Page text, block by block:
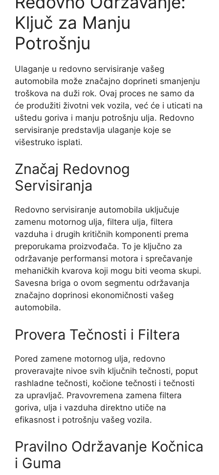
Ključ za Manju
Potrošnju
Ulaganje u redovno servisiranje vašeg
automobila može značajno doprineti smanjenju
troškova na duži rok. Ovaj proces ne samo da
će produžiti životni vek vozila, već će i uticati na
uštedu goriva i manju potrošnju ulja. Redovno
servisiranje predstavlja ulaganje koje se
višestruko isplati.
Značaj Redovnog
Servisiranja
Redovno servisiranje automobila uključuje
zamenu motornog ulja, filtera ulja, filtera
vazduha i drugih kritičnih komponenti prema
preporukama proizvođača. To je ključno za
održavanje performansi motora i sprečavanje
mehaničkih kvarova koji mogu biti veoma skupi.
Savesna briga o ovom segmentu održavanja
značajno doprinosi ekonomičnosti vašeg
automobila.
Provera Tečnosti i Filtera
Pored zamene motornog ulja, redovno
proveravajte nivoe svih ključnih tečnosti, poput
rashladne tečnosti, kočione tečnosti i tečnosti
za upravljač. Pravovremena zamena filtera
goriva, ulja i vazduha direktno utiče na
efikasnost i potrošnju vašeg vozila.
Pravilno Održavanje Kočnica
i Guma